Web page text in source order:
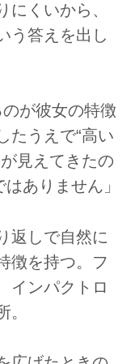
にくいから、
う答えを出し
が彼女の特徴
たうえで“高い
見えてきたの
ありません」
返しで自然に
徴を持つ。フ
インパクトロ